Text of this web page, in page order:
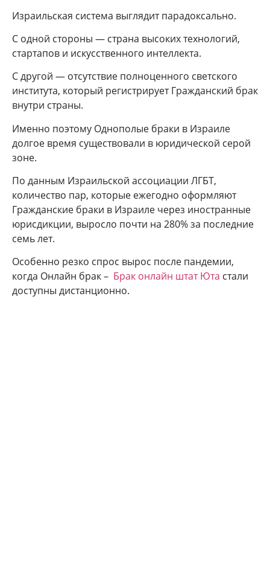
Израильская система выглядит парадоксально.
С одной стороны — страна высоких технологий,
стартапов и искусственного интеллекта.
С другой — отсутствие полноценного светского
института, который регистрирует Гражданский брак
внутри страны.
Именно поэтому Однополые браки в Израиле
долгое время существовали в юридической серой
зоне.
По данным Израильской ассоциации ЛГБТ,
количество пар, которые ежегодно оформляют
Гражданские браки в Израиле через иностранные
юрисдикции, выросло почти на 280% за последние
семь лет.
Особенно резко спрос вырос после пандемии,
когда Онлайн брак – Брак онлайн штат Юта стали
доступны дистанционно.